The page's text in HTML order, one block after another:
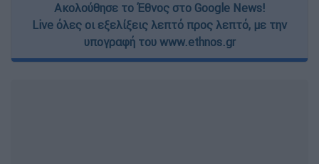
Ακολούθησε το Έθνος στο Google News!
Live όλες οι εξελίξεις λεπτό προς λεπτό, με την
υπογραφή του www.ethnos.gr